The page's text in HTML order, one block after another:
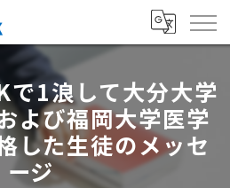
1浪して大分大学
よび福岡大学医学
した生徒のメッセ
ージ